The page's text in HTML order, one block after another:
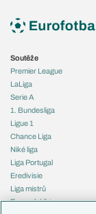
Soutěže
Premier League
LaLiga
Serie A
1. Bundesliga
Ligue 1
Chance Liga
Niké liga
Liga Portugal
Eredivisie
Liga mistrů
Evropská liga